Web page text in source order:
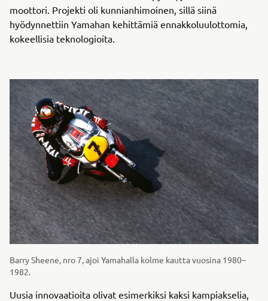
moottori. Projekti oli kunnianhimoinen, sillä siinä
hyödynnettiin Yamahan kehittämiä ennakkoluulottomia,
kokeellisia teknologioita.
Barry Sheene, nro 7, ajoi Yamahalla kolme kautta vuosina 1980–
1982.
Uusia innovaatioita olivat esimerkiksi kaksi kampiakselia,